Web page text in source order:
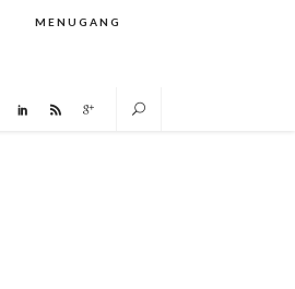
MENUGANG